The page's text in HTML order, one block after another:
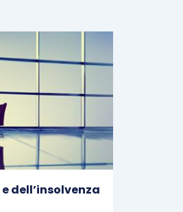
dell’insolvenza